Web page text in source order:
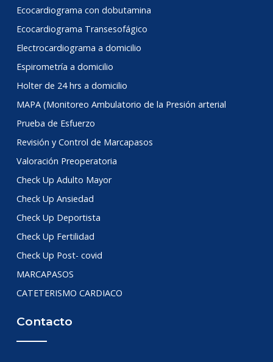
Ecocardiograma con dobutamina
Ecocardiograma Transesofágico
Electrocardiograma a domicilio
Espirometría a domicilio
Holter de 24 hrs a domicilio
MAPA (Monitoreo Ambulatorio de la Presión arterial
Prueba de Esfuerzo
Revisión y Control de Marcapasos
Valoración Preoperatoria
Check Up Adulto Mayor
Check Up Ansiedad
Check Up Deportista
Check Up Fertilidad
Check Up Post- covid
MARCAPASOS
CATETERISMO CARDIACO
Contacto